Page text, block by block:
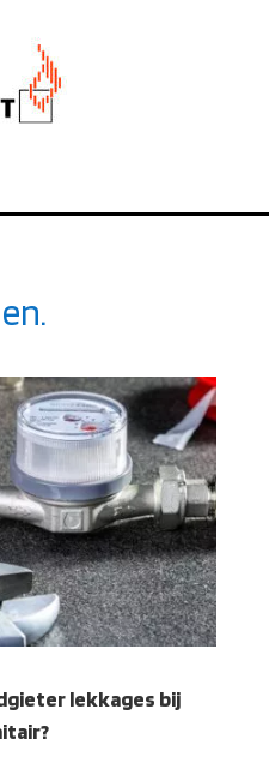
lekkages bij